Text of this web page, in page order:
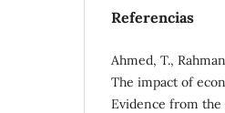
Referencias
Ahmed, T.,
The impact of
Evidence from